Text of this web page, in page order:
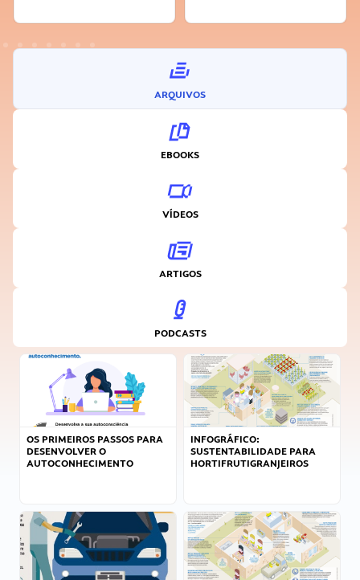
ARQUIVOS
EBOOKS
VÍDEOS
ARTIGOS
PODCASTS
OS PRIMEIROS PASSOS PARA
DESENVOLVER O
AUTOCONHECIMENTO
INFOGRÁFICO:
SUSTENTABILIDADE PARA
HORTIFRUTIGRANJEIROS